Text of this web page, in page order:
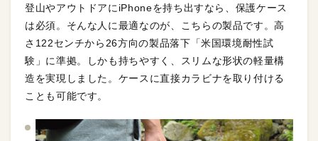
登山やアウトドアにiPhoneを持ち出すなら、保護ケース
は必須。そんな人に最適なのが、こちらの製品です。高
さ122センチから26方向の製品落下「米国環境耐性試
験」に準拠。しかも持ちやすく、スリムな形状の軽量構
造を実現しました。ケースに直接カラビナを取り付ける
ことも可能です。